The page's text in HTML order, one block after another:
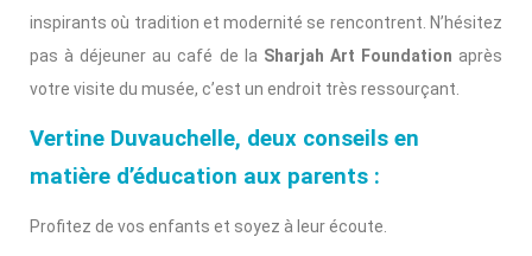
inspirants où tradition et modernité se rencontrent. N’hésitez
pas à déjeuner au café de la Sharjah Art Foundation après
votre visite du musée, c’est un endroit très ressourçant.
Vertine Duvauchelle, deux conseils en
matière d’éducation aux parents :
Profitez de vos enfants et soyez à leur écoute.